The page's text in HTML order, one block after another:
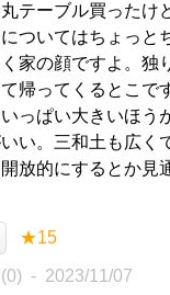
テーブル買ったけ
ついてはちょっと
家の顔ですよ。独
帰ってくるとこで
っぱい大きいほう
い。三和土も広く
放的にするとか見
★15
2023/11/07